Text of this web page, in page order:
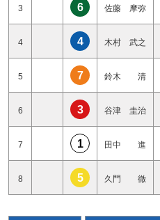
3 6 佐藤 摩弥
4 4 木村 武之
5 7 鈴木 清
6 3 谷津 圭治
7 1 田中 進
8 5 久門 徹